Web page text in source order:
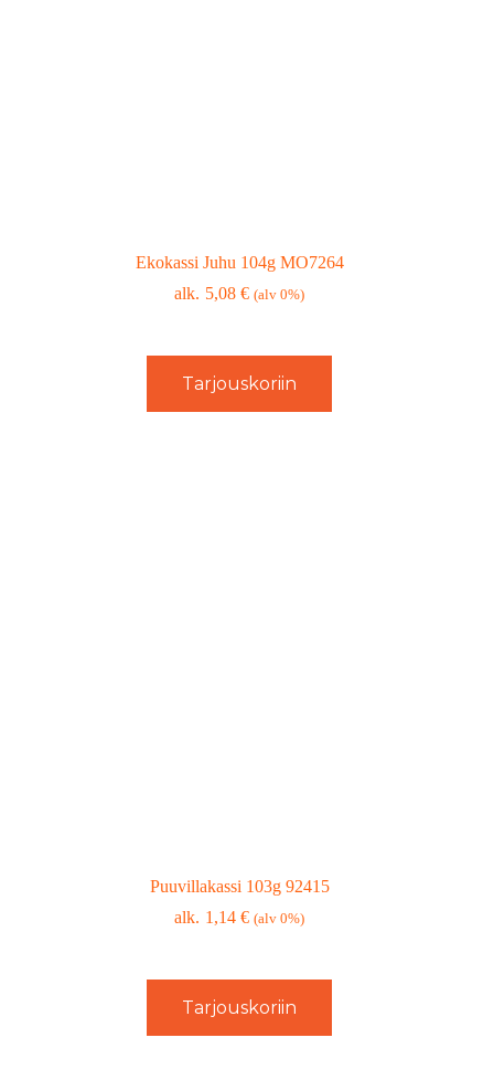
Ekokassi Juhu 104g MO7264
5,08€ (alv 0%)
Tarjouskoriin
Puuvillakassi 103g 92415
1,14€ (alv 0%)
Tarjouskoriin